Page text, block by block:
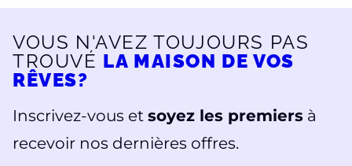
VOUS N'AVEZ TOUJOURS PAS
TROUVÉ LA MAISON DE VOS
RÊVES?
Inscrivez-vous et soyez les premiers à
recevoir nos dernières offres.